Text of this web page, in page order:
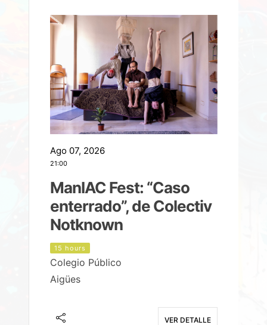
Ago 07, 2026
21:00
ManIAC Fest: “Caso
enterrado”, de Colectiv
Notknown
15 hours
Colegio Público
Aigües
VER DETALLE